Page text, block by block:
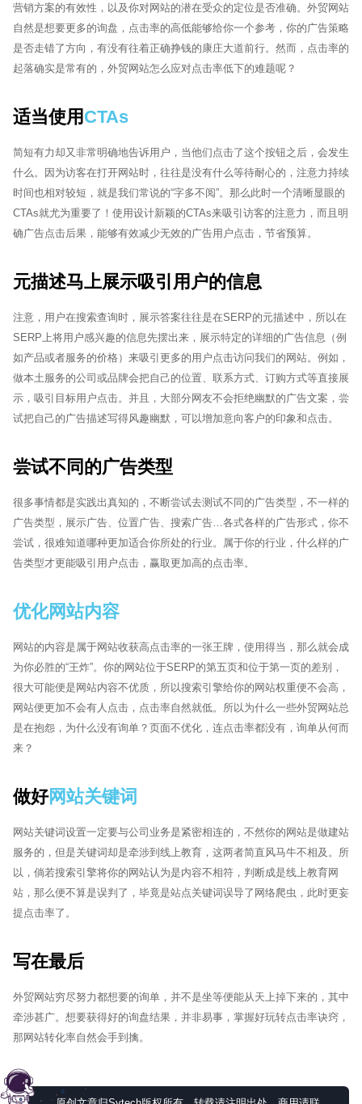
营销方案的有效性，以及你对网站的潜在受众的定位是否准确。外贸网站
自然是想要更多的询盘，点击率的高低能够给你一个参考，你的广告策略
是否走错了方向，有没有往着正确挣钱的康庄大道前行。然而，点击率的
起落确实是常有的，外贸网站怎么应对点击率低下的难题呢？
适当使用 CTAs
简短有力却又非常明确地告诉用户，当他们点击了这个按钮之后，会发生
什么。因为访客在打开网站时，往往是没有什么等待耐心的，注意力持续
时间也相对较短，就是我们常说的“字多不阅”。那么此时一个清晰显眼的
CTAs就尤为重要了！使用设计新颖的CTAs来吸引访客的注意力，而且明
确广告点击后果，能够有效减少无效的广告用户点击，节省预算。
元描述马上展示吸引用户的信息
注意，用户在搜索查询时，展示答案往往是在SERP的元描述中，所以在
SERP上将用户感兴趣的信息先摆出来，展示特定的详细的广告信息（例
如产品或者服务的价格）来吸引更多的用户点击访问我们的网站。例如，
做本土服务的公司或品牌会把自己的位置、联系方式、订购方式等直接展
示，吸引目标用户点击。并且，大部分网友不会拒绝幽默的广告文案，尝
试把自己的广告描述写得风趣幽默，可以增加意向客户的印象和点击。
尝试不同的广告类型
很多事情都是实践出真知的，不断尝试去测试不同的广告类型，不一样的
广告类型，展示广告、位置广告、搜索广告…各式各样的广告形式，你不
尝试，很难知道哪种更加适合你所处的行业。属于你的行业，什么样的广
告类型才更能吸引用户点击，赢取更加高的点击率。
优化网站内容
网站的内容是属于网站收获高点击率的一张王牌，使用得当，那么就会成
为你必胜的“王炸”。你的网站位于SERP的第五页和位于第一页的差别，
很大可能便是网站内容不优质，所以搜索引擎给你的网站权重便不会高，
网站便更加不会有人点击，点击率自然就低。所以为什么一些外贸网站总
是在抱怨，为什么没有询单？页面不优化，连点击率都没有，询单从何而
来？
做好网站关键词
网站关键词设置一定要与公司业务是紧密相连的，不然你的网站是做建站
服务的，但是关键词却是牵涉到线上教育，这两者简直风马牛不相及。所
以，倘若搜索引擎将你的网站认为是内容不相符，判断成是线上教育网
站，那么便不算是误判了，毕竟是站点关键词误导了网络爬虫，此时更妄
提点击率了。
写在最后
外贸网站穷尽努力都想要的询单，并不是坐等便能从天上掉下来的，其中
牵涉甚广。想要获得好的询盘结果，并非易事，掌握好玩转点击率诀窍，
那网站转化率自然会手到擒。